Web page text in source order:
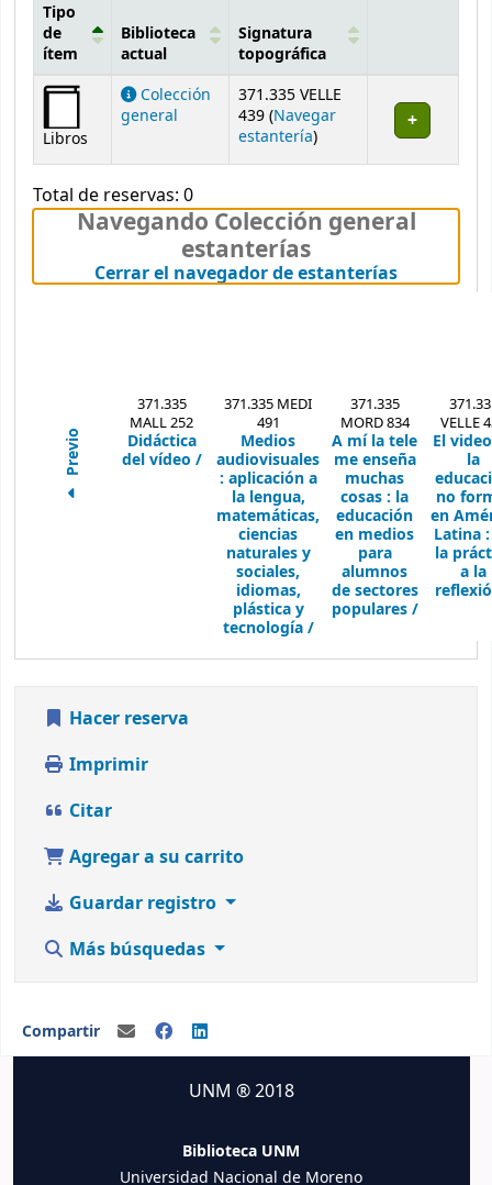
Existencias
Tipo
de
ítem
Biblioteca
actual
Signatura
topográfica
Libros
Colección
general
371.335 VELLE
439 (Navegar
estantería(Abre debajo)
)
Total de reservas: 0
Navegando Colección general
estanterías
Cerrar el navegador de estanterías(Oculta el
Previo
371.335
MALL 252
Didáctica
del vídeo /
371.335 MEDI
491
Medios
audiovisuales
: aplicación a
la lengua,
matemáticas,
ciencias
naturales y
sociales,
idiomas,
plástica y
tecnología /
371.335
MORD 834
A mí la tele
me enseña
muchas
cosas : la
educación
en medios
para
alumnos
de sectores
populares /
VELLE
El
la
no
en
Latina
la
a la
Hacer reserva
Imprimir
Citar
Agregar a su carrito
Guardar registro
Más búsquedas
Compartir
UNM ® 2018
Biblioteca UNM
Universidad Nacional de Moreno